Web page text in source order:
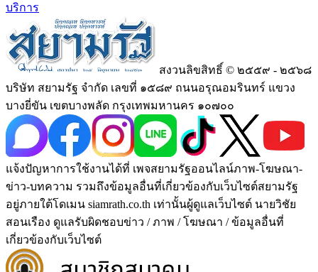
บริการ
สงวนลิขสิทธิ์ © ๒๕๕๙ - ๒๕๖๘
บริษัท สยามรัฐ จำกัด เลขที่ ๑๕๘๙ ถนนอรุณอมรินทร์ แขวง
บางยี่ขัน เขตบางพลัด กรุงเทพมหานคร ๑๐๗๐๐
แจ้งปัญหาการใช้งานได้ที่ เพจสยามรัฐออนไลน์ภาพ-โฆษณา-
ข่าว-บทความ รวมถึงข้อมูลอื่นที่เกี่ยวข้องกับเว็บไซต์สยามรัฐ
อยู่ภายใต้โดเมน siamrath.co.th เท่านั้นผู้ดูแลเว็บไซต์ นายวิชัย
สอนเรือง ดูแลรับผิดชอบข่าว / ภาพ / โฆษณา / ข้อมูลอื่นที่
เกี่ยวข้องกับเว็บไซต์